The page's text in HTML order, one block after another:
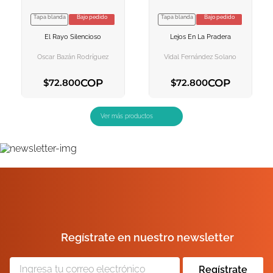
VER INFORMACION
Tapa blanda Bajo pedido
El Rayo Silencioso
Oscar Bazán Rodríguez
$72.800COP
AGREGAR AL CARRITO
VER INFORMACION
Tapa blanda Bajo pedido
Lejos En La Pradera
Vidal Fernández Solano
$72.800COP
AGREGAR AL CARRITO
Regístrate en nuestro newsletter
Regístrate